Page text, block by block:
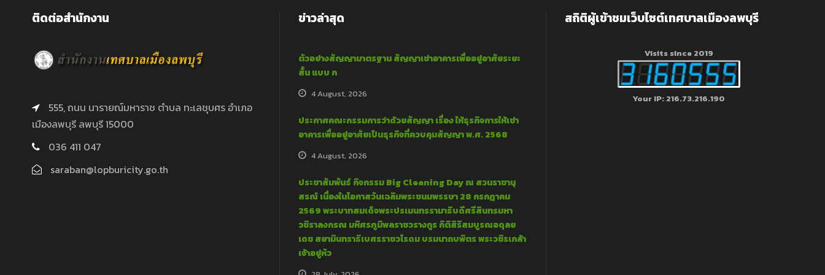
ติดต่อสำนักงาน
555, ถนน นารายณ์มหาราช ตำบล ทะเลชุบศร อำเภอ
เมืองลพบุรี ลพบุรี 15000
036 411 047
saraban@lopburicity.go.th
ข่าวล่าสุด
ตัวอย่างสัญญามาตรฐาน สัญญาเช่าอาคารเพื่ออยู่อาศัยระยะ
สั้น แบบ ก
4 August, 2026
ประกาศคณะกรรมการว่าด้วยสัญญา เรื่อง ให้ธุรกิจการให้เช่า
อาคารเพื่ออยู่อาศัยเป็นธุรกิจที่ควบคุมสัญญา พ.ศ. 2568
4 August, 2026
ประชาสัมพันธ์ กิจกรรม Big Cleaning Day ณ สวนราชานุ
สรณ์ เนื่องในโอกาสวันเฉลิมพระชนมพรรษา 28 กรกฎาคม
2569 พระบาทสมเด็จพระปรเมนทรรามาธิบดีศรีสินทรมหา
วชิราลงกรณ มหิศรภูมิพลราชวรางกูร กิติสิริสมบูรณอดุลย
เดช สยามินทราธิเบศรราชวโรดม บรมนาถบพิตร พระวชิรเกล้า
เจ้าอยู่หัว
สถิติผู้เข้าชมเว็บไซต์เทศบาลเมืองลพบุรี
Visits since 2019
Your IP: 216.73.216.190